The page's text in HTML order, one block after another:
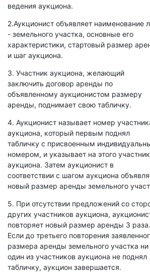
ведения аукциона.
2.Аукционист объявляет наименование
- земельного участка, основные его
характеристики, стартовый размер
и шаг аукциона.
3. Участник аукциона, желающий
заключить договор аренды по
объявленному аукционистом размеру
аренды, поднимает свою табличку.
4. Аукционист называет номер
аукциона, который первым поднял
табличку с присвоенным
номером, и указывает на этого
аукциона. Затем аукционист в
соответствии с шагом аукциона
новый размер аренды земельного
5. При отсутствии предложений со
других участников аукциона,
повторяет новый размер аренды 3 раза.
Если до третьего повторения
размера аренды земельного участка ни
один из участников аукциона не поднял
табличку, аукцион завершается.